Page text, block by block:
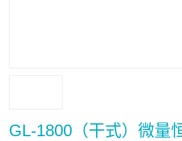
GL-1800（干式）微量